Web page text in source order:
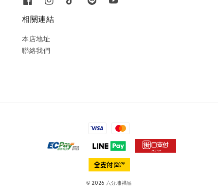
相關連結
本店地址
聯絡我們
© 2026 六分埔禮品